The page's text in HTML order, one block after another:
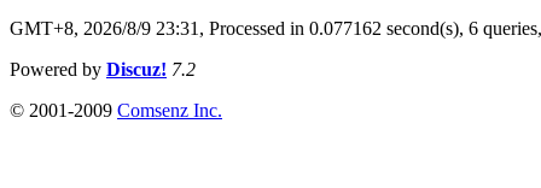
GMT+8, 2026/8/9 23:31, Processed in 0.077162 second(s), 6
Powered by Discuz! 7.2
© 2001-2009 Comsenz Inc.